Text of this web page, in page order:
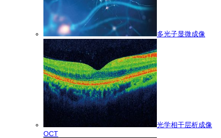
多光子显微成像
光学相干层析成像
OCT